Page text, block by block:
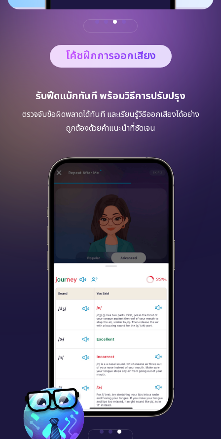
โค้ชฝึกการออกเสียง
รับฟีดแบ็กทันที พร้อมวิธีการปรับปรุง
ตรวจจับข้อผิดพลาดได้ทันที และเรียนรู้วิธีออกเสียงได้อย่าง
ถูกต้องด้วยคำแนะนำที่ชัดเจน